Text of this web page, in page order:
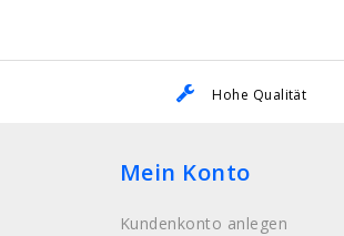
Hohe Qualität
Mein Konto
Kundenkonto anlegen